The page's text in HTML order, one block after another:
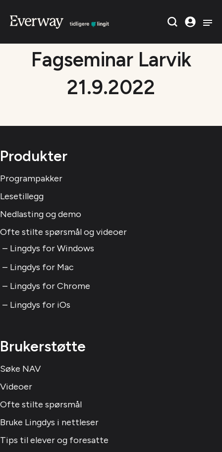
Fagseminar Larvik
21.9.2022
Produkter
Programpakker
Lesetillegg
Nedlasting og demo
Ofte stilte spørsmål og videoer
Lingdys for Windows
Lingdys for Mac
Lingdys for Chrome
Lingdys for iOs
Brukerstøtte
Søke NAV
Videoer
Ofte stilte spørsmål
Bruke Lingdys i nettleser
Tips til elever og foresatte